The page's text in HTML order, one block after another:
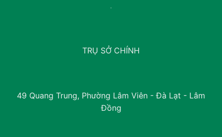
TRỤ SỞ CHÍNH
49 Quang Trung, Phường Lâm Viên - Đà Lạt - Lâm
Đồng